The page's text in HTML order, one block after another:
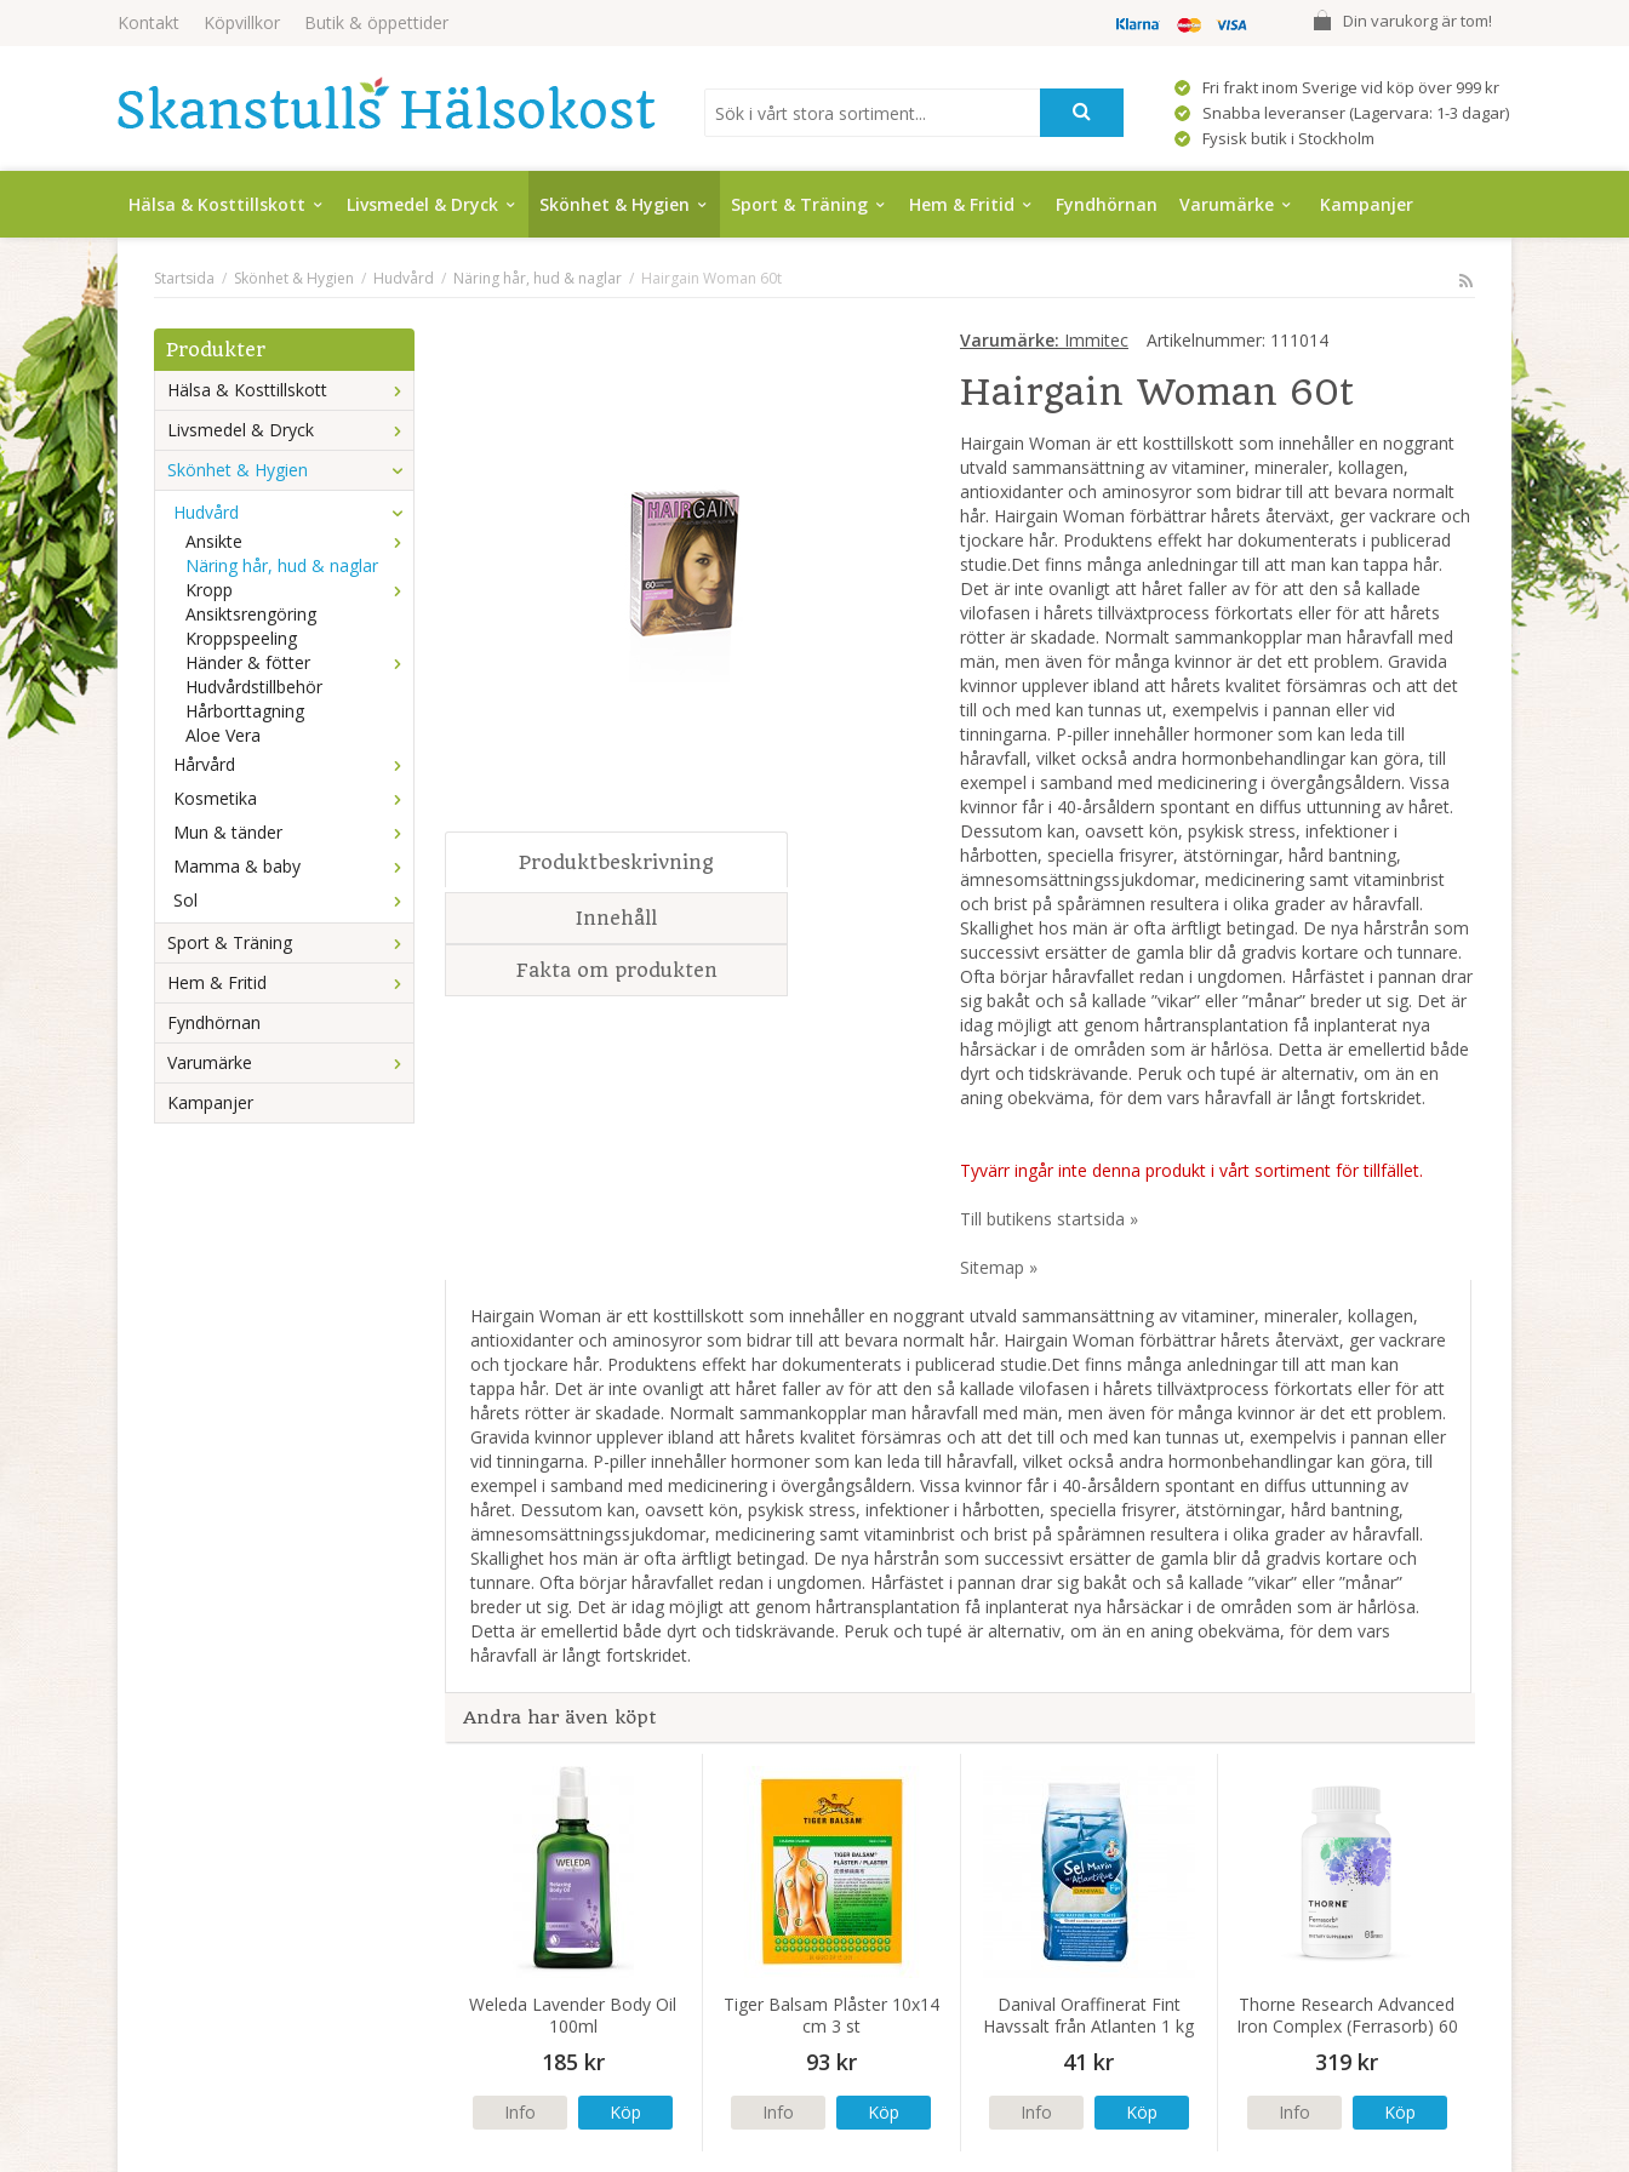
Kontakt Köpvillkor Butik & öppettider Din varukorg är tom!
Fri frakt inom Sverige vid köp över 999 kr
Snabba leveranser (Lagervara: 1-3 dagar)
Fysisk butik i Stockholm
Hälsa & Kosttillskott Livsmedel & Dryck Skönhet & Hygien Sport & Träning Hem & Fritid Fyndhörnan Varumärke Kampanjer
Startsida / Skönhet & Hygien / Hudvård / Näring hår, hud & naglar / Hairgain Woman 60t
Produkter
Hälsa & Kosttillskott
Livsmedel & Dryck
Skönhet & Hygien
Hudvård
Ansikte
Näring hår, hud & naglar
Kropp
Ansiktsrengöring
Kroppspeeling
Händer & fötter
Hudvårdstillbehör
Hårborttagning
Aloe Vera
Hårvård
Kosmetika
Mun & tänder
Mamma & baby
Sol
Sport & Träning
Hem & Fritid
Fyndhörnan
Varumärke
Kampanjer
Varumärke: Immitec Artikelnummer: 111014
Hairgain Woman 60t
Hairgain Woman är ett kosttillskott som innehåller en noggrant
utvald sammansättning av vitaminer, mineraler, kollagen,
antioxidanter och aminosyror som bidrar till att bevara normalt
hår. Hairgain Woman förbättrar hårets återväxt, ger vackrare och
tjockare hår. Produktens effekt har dokumenterats i publicerad
studie.Det finns många anledningar till att man kan tappa hår.
Det är inte ovanligt att håret faller av för att den så kallade
vilofasen i hårets tillväxtprocess förkortats eller för att hårets
rötter är skadade. Normalt sammankopplar man håravfall med
män, men även för många kvinnor är det ett problem. Gravida
kvinnor upplever ibland att hårets kvalitet försämras och att det
till och med kan tunnas ut, exempelvis i pannan eller vid
tinningarna. P-piller innehåller hormoner som kan leda till
håravfall, vilket också andra hormonbehandlingar kan göra, till
exempel i samband med medicinering i övergångsåldern. Vissa
kvinnor får i 40-årsåldern spontant en diffus uttunning av håret.
Dessutom kan, oavsett kön, psykisk stress, infektioner i
hårbotten, speciella frisyrer, ätstörningar, hård bantning,
ämnesomsättningssjukdomar, medicinering samt vitaminbrist
och brist på spårämnen resultera i olika grader av håravfall.
Skallighet hos män är ofta ärftligt betingad. De nya hårstrån som
successivt ersätter de gamla blir då gradvis kortare och tunnare.
Ofta börjar håravfallet redan i ungdomen. Hårfästet i pannan drar
sig bakåt och så kallade ”vikar” eller ”månar” breder ut sig. Det är
idag möjligt att genom hårtransplantation få inplanterat nya
hårsäckar i de områden som är hårlösa. Detta är emellertid både
dyrt och tidskrävande. Peruk och tupé är alternativ, om än en
aning obekväma, för dem vars håravfall är långt fortskridet.
Tyvärr ingår inte denna produkt i vårt sortiment för tillfället.
Till butikens startsida »
Sitemap »
Produktbeskrivning
Innehåll
Fakta om produkten
Hairgain Woman är ett kosttillskott som innehåller en noggrant utvald sammansättning av vitaminer, mineraler, kollagen,
antioxidanter och aminosyror som bidrar till att bevara normalt hår. Hairgain Woman förbättrar hårets återväxt, ger vackrare
och tjockare hår. Produktens effekt har dokumenterats i publicerad studie.Det finns många anledningar till att man kan
tappa hår. Det är inte ovanligt att håret faller av för att den så kallade vilofasen i hårets tillväxtprocess förkortats eller för att
hårets rötter är skadade. Normalt sammankopplar man håravfall med män, men även för många kvinnor är det ett problem.
Gravida kvinnor upplever ibland att hårets kvalitet försämras och att det till och med kan tunnas ut, exempelvis i pannan eller
vid tinningarna. P-piller innehåller hormoner som kan leda till håravfall, vilket också andra hormonbehandlingar kan göra, till
exempel i samband med medicinering i övergångsåldern. Vissa kvinnor får i 40-årsåldern spontant en diffus uttunning av
håret. Dessutom kan, oavsett kön, psykisk stress, infektioner i hårbotten, speciella frisyrer, ätstörningar, hård bantning,
ämnesomsättningssjukdomar, medicinering samt vitaminbrist och brist på spårämnen resultera i olika grader av håravfall.
Skallighet hos män är ofta ärftligt betingad. De nya hårstrån som successivt ersätter de gamla blir då gradvis kortare och
tunnare. Ofta börjar håravfallet redan i ungdomen. Hårfästet i pannan drar sig bakåt och så kallade ”vikar” eller ”månar”
breder ut sig. Det är idag möjligt att genom hårtransplantation få inplanterat nya hårsäckar i de områden som är hårlösa.
Detta är emellertid både dyrt och tidskrävande. Peruk och tupé är alternativ, om än en aning obekväma, för dem vars
håravfall är långt fortskridet.
Andra har även köpt
Weleda Lavender Body Oil
100ml
185 kr
Info Köp
Tiger Balsam Plåster 10x14
cm 3 st
93 kr
Info Köp
Danival Oraffinerat Fint
Havssalt från Atlanten 1 kg
41 kr
Info Köp
Thorne Research Advanced
Iron Complex (Ferrasorb) 60
kapslar
319 kr
Info Köp